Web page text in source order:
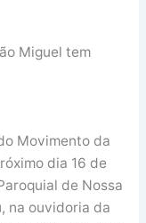
Miguel tem
Movimento da
dia 16 de
de Nossa
na ouvidoria da